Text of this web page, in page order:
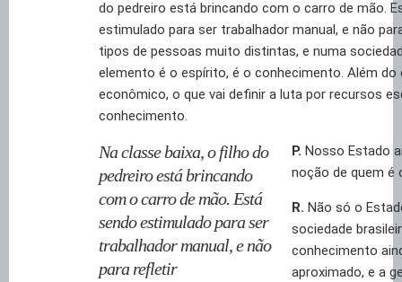
do pedreiro está brincando com o carro de mão.
estimulado para ser trabalhador manual, e não
tipos de pessoas muito distintas, e numa
elemento é o espírito, é o conhecimento. Além do
econômico, o que vai definir a luta por recursos
conhecimento.
Na classe baixa, o filho do
pedreiro está brincando
com o carro de mão. Está
sendo estimulado para ser
trabalhador manual, e não
para refletir
P. Nosso Estado
noção de quem é
R. Não só o
sociedade
conhecimento
aproximado, e a